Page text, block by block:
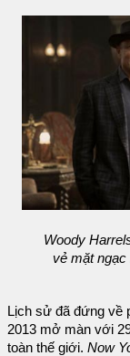
Woody
vẻ mặt ngạc
Lịch sử đã đứng về
2013 mở màn với
toàn thế giới. Now